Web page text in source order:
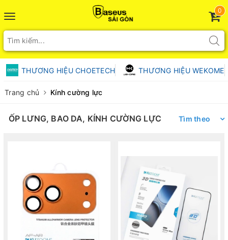
Toggle
navigation
0
THƯƠNG HIỆU CHOETECH THƯƠNG HIỆU WEKOME
Trang chủ Kính cường lực
ỐP LƯNG, BAO DA, KÍNH CƯỜNG LỰC Tìm theo